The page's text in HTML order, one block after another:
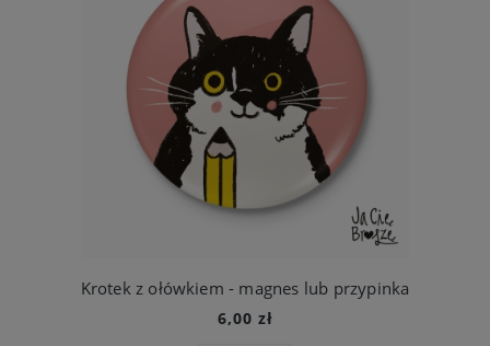
Krotek z ołówkiem - magnes lub przypinka
6,00 zł